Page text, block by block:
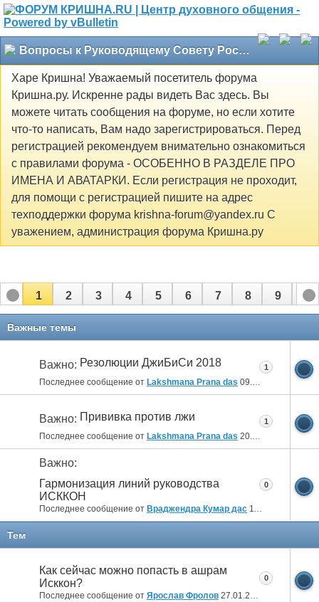
Вопросы к Руководящему Совету Российского общества сознания Кришны
Харе Кришна! Уважаемый посетитель форума
Кришна.ру. Искренне рады видеть Вас здесь. Вы
можете читать сообщения на форуме, но если хотите
что-то написать, Вам надо зарегистрироваться. Перед
регистрацией рекомендуем внимательно ознакомиться
с правилами форума - ОСОБЕННО В РАЗДЕЛЕ ПРО
ИМЕНА И АВАТАРКИ. Если регистрация не проходит,
для помощи с регистрацией пишите на адрес
техподдержки форума krishna-forum@yandex.ru С
уважением, администрация форума Кришна.ру
1 2 3 4 5 6 7 8 9 10
11 12
Важные темы
Важно: Резолюции ДжиБиСи 2018
Последнее сообщение от Lakshmana Prana das 09.04.2018 10:14
1
Важно: Прививка против лжи
Последнее сообщение от Lakshmana Prana das 20.10.2014 12:14
1
Важно:
Гармонизация линий руководства
ИСККОН
Последнее сообщение от Враджендра Кумар дас 11.07.2012
0
Тем
Как сейчас можно попасть в ашрам
Исккон?
Последнее сообщение от Ярослав Фролов 27.01.2025
0